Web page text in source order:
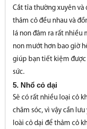
Cắt tỉa thường xuyên và
thảm cỏ đều nhau và
lá non đâm ra rất nhiều
non mướt hơn bao giờ
giúp bạn tiết kiệm
sức.
5. Nhổ cỏ dại
Sẽ có rất nhiều loại cỏ
chăm sóc, vì vậy cần
loài cỏ dại để thảm cỏ